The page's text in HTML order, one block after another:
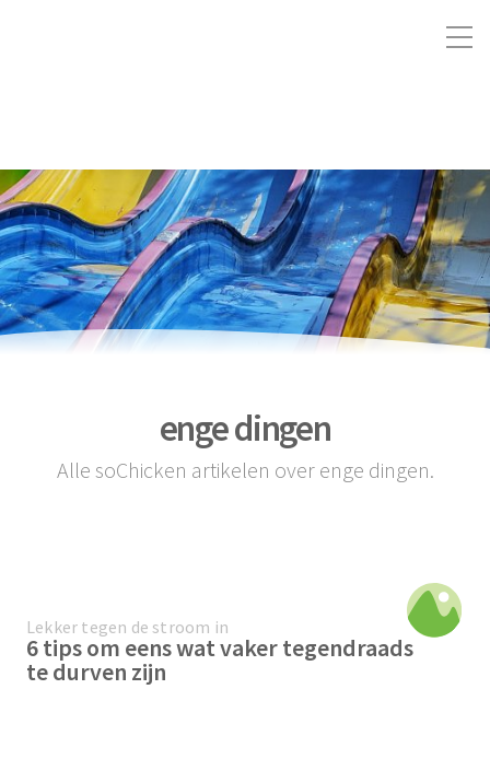
enge dingen
Alle soChicken artikelen over enge dingen.
Lekker tegen de stroom in
6 tips om eens wat vaker tegendraads
te durven zijn